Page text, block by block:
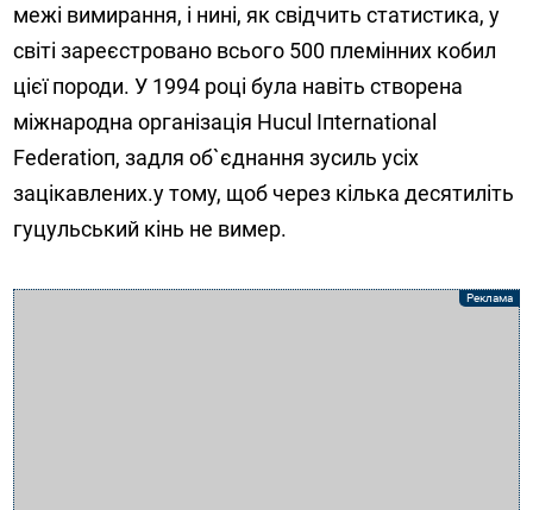
межі вимирання, і нині, як свідчить статистика, у
світі зареєстровано всього 500 племінних кобил
цієї породи. У 1994 році була навіть створена
міжнародна організація Huсul Іпtеrnаtiоnаl
Fеdеrаtіоп, задля об`єднання зусиль усіх
зацікавлених.у тому, щоб через кілька десятиліть
гуцульський кінь не вимер.